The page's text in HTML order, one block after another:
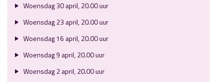
Woensdag 30 april, 20.00 uur
Woensdag 23 april, 20.00 uur
Woensdag 16 april, 20.00 uur
Woensdag 9 april, 20.00 uur
Woensdag 2 april, 20.00 uur